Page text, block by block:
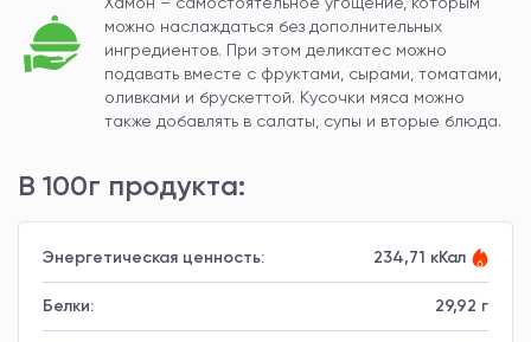
можно наслаждаться без дополнительных
ингредиентов. При этом деликатес можно
подавать вместе с фруктами, сырами, томатами,
оливками и брускеттой. Кусочки мяса можно
также добавлять в салаты, супы и вторые блюда.
В 100г продукта:
Энергетическая ценность: 234,71 кКал
Белки: 29,92 г